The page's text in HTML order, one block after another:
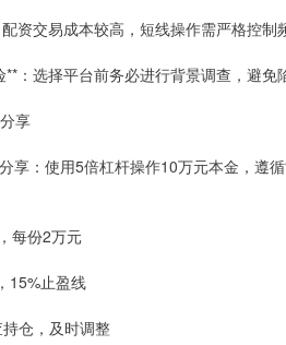
资交易成本较高，短线操作需严格控制
**：选择平台前务必进行背景调查，避免
享
享：使用5倍杠杆操作10万元本金，遵
每份2万元
15%止盈线
仓，及时调整